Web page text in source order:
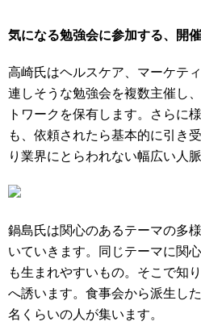
気になる勉強会に参加する、開
高崎氏はヘルスケア、マーケテ
連しそうな勉強会を複数主催し
トワークを保有します。さらに
も、依頼されたら基本的に引き
り業界にとらわれない幅広い人
鍋島氏は関心のあるテーマの多
いていきます。同じテーマに関
も生まれやすいもの。そこで知
へ誘います。食事会から派生し
名くらいの人が集います。